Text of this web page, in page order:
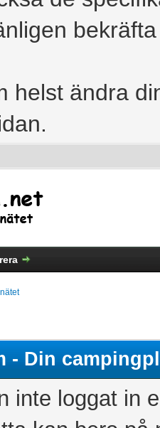
helst ändra
- Din
inte loggat in